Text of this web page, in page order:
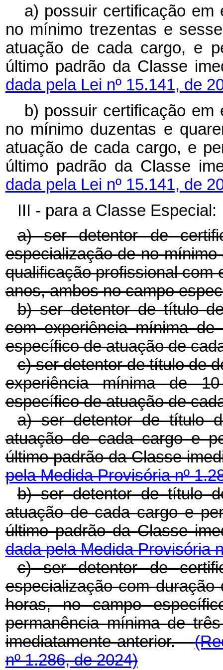
a) possuir certificação em
no mínimo trezentas e
atuação de cada cargo, e
último padrão da Classe
dada pela Lei nº 15.141, de
b) possuir certificação em
no mínimo duzentas e
atuação de cada cargo, e
último padrão da Classe
dada pela Lei nº 15.141, de
III - para a Classe Especial:
a) ser detentor de
especialização de no
qualificação profissional com
anos, ambos no campo
b) ser detentor de título
com experiência mínima
específico de atuação de
c) ser detentor de título de
experiência mínima de
específico de atuação de
a) ser detentor de título
atuação de cada cargo e
último padrão da Classe
pela Medida Provisória nº
b) ser detentor de título
atuação de cada cargo e
último padrão da Classe
dada pela Medida Provisória
c) ser detentor de
especialização com
horas, no campo
permanência mínima de
imediatamente anterior.
nº 1.286, de 2024)